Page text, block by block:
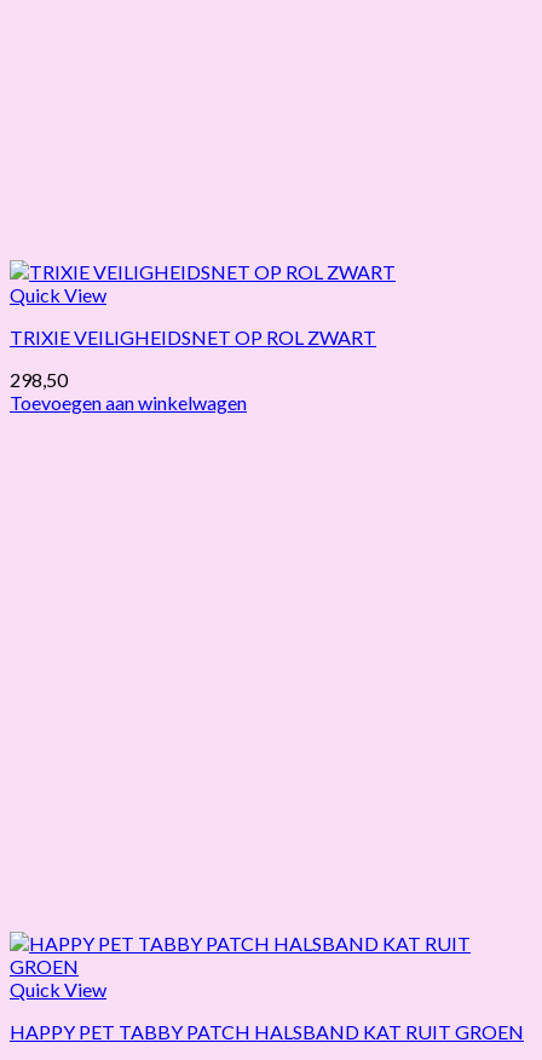
Quick View
TRIXIE VEILIGHEIDSNET OP ROL ZWART
298,50
Toevoegen aan winkelwagen
Quick View
HAPPY PET TABBY PATCH HALSBAND KAT RUIT GROEN